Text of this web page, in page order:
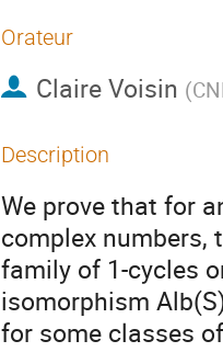
Orateur
Claire Voisin (
Description
We prove that for
complex numbers,
family of 1-cycles
isomorphism
for some classes